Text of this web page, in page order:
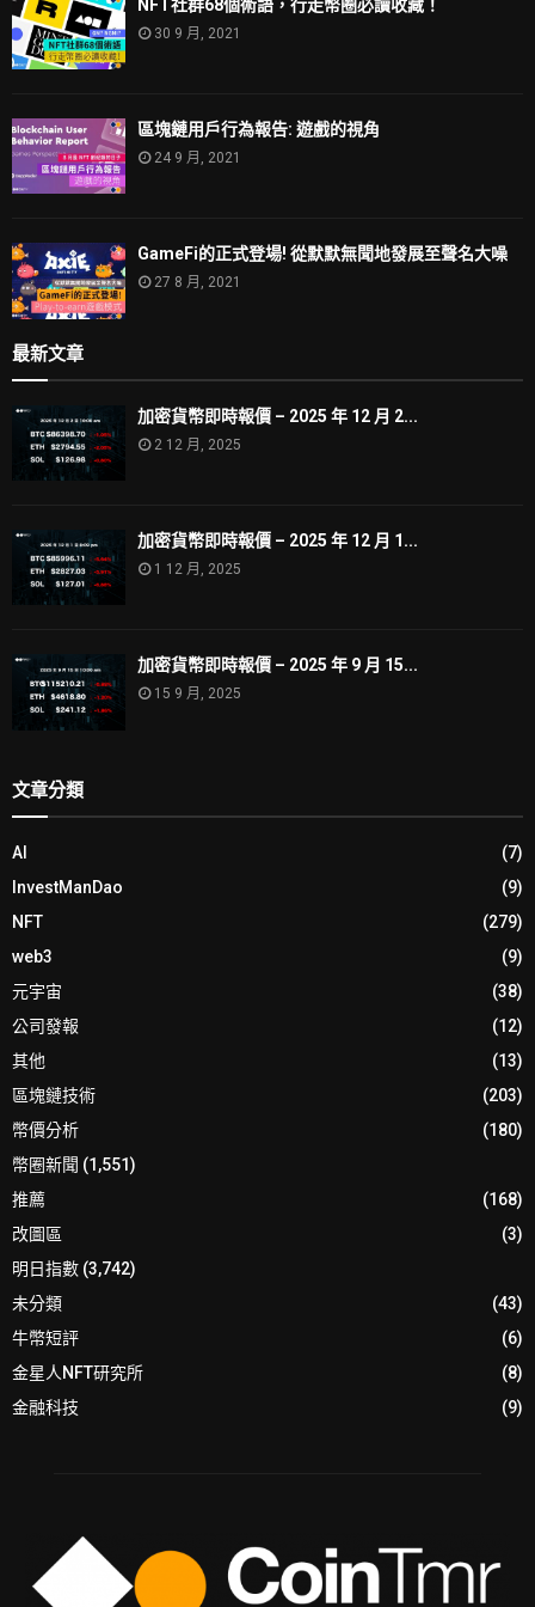
NFT社群68個術語，行走幣圈必讀收藏！
30 9 月, 2021
區塊鏈用戶行為報告: 遊戲的視角
24 9 月, 2021
GameFi的正式登場! 從默默無聞地發展至聲名大噪
27 8 月, 2021
最新文章
加密貨幣即時報價 – 2025 年 12 月 2...
2 12 月, 2025
加密貨幣即時報價 – 2025 年 12 月 1...
1 12 月, 2025
加密貨幣即時報價 – 2025 年 9 月 15...
15 9 月, 2025
文章分類
AI
(7)
InvestManDao
(9)
NFT
(279)
web3
(9)
元宇宙
(38)
公司發報
(12)
其他
(13)
區塊鏈技術
(203)
幣價分析
(180)
幣圈新聞 (1,551)
推薦
(168)
改圖區
(3)
明日指數 (3,742)
未分類
(43)
牛幣短評
(6)
金星人NFT研究所
(8)
金融科技
(9)